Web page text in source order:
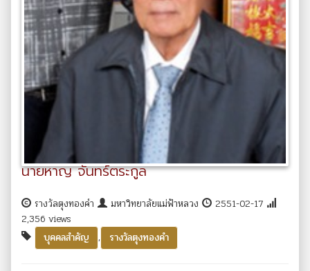
นายหาญ จันทร์ตระกูล
รางวัลตุงทองคำ มหาวิทยาลัยแม่ฟ้าหลวง
2551-02-17
2,356 views
บุคคลสำคัญ
, รางวัลตุงทองคำ